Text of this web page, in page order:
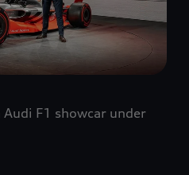
F1 showcar under